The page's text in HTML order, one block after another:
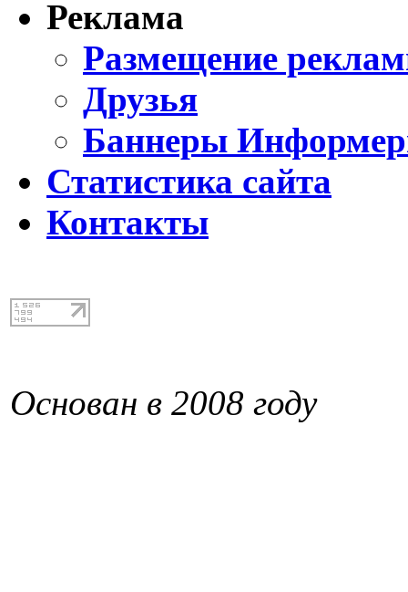
Реклама
Размещение
Друзья
Баннеры
Статистика сайта
Контакты
Основан в 2008 году